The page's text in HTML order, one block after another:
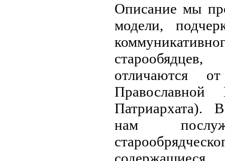
Описание мы
модели,
отличаются
Православной
Патриархата).
нам